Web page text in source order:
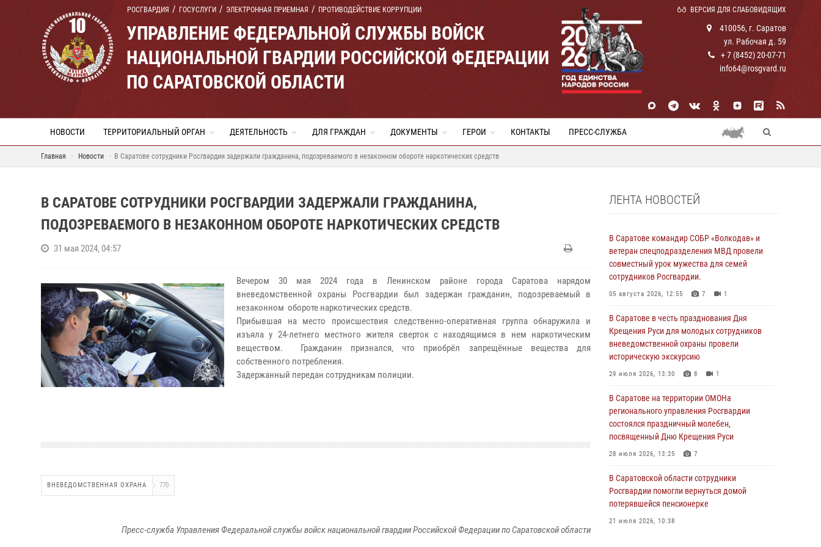
РОСГВАРДИЯ ГОСУСЛУГИ ЭЛЕКТРОННАЯ ПРИЕМНАЯ ПРОТИВОДЕЙСТВИЕ КОРРУПЦИИ ВЕРСИЯ ДЛЯ СЛАБОВИДЯЩИХ
УПРАВЛЕНИЕ ФЕДЕРАЛЬНОЙ СЛУЖБЫ ВОЙСК
НАЦИОНАЛЬНОЙ ГВАРДИИ РОССИЙСКОЙ ФЕДЕРАЦИИ
ПО САРАТОВСКОЙ ОБЛАСТИ
410056, г. Саратов
ул. Рабочая д. 59
+ 7 (8452) 20-07-71
info64@rosgvard.ru
НОВОСТИ ТЕРРИТОРИАЛЬНЫЙ ОРГАН ДЕЯТЕЛЬНОСТЬ ДЛЯ ГРАЖДАН ДОКУМЕНТЫ ГЕРОИ КОНТАКТЫ ПРЕСС-СЛУЖБА
Главная Новости В Саратове сотрудники Росгвардии задержали гражданина, подозреваемого в незаконном обороте наркотических средств
В САРАТОВЕ СОТРУДНИКИ РОСГВАРДИИ ЗАДЕРЖАЛИ ГРАЖДАНИНА,
ПОДОЗРЕВАЕМОГО В НЕЗАКОННОМ ОБОРОТЕ НАРКОТИЧЕСКИХ СРЕДСТВ
31 мая 2024, 04:57
Вечером 30 мая 2024 года в Ленинском районе города Саратова нарядом
вневедомственной охраны Росгвардии был задержан гражданин, подозреваемый в
незаконном обороте наркотических средств.
Прибывшая на место происшествия следственно-оперативная группа обнаружила и
изъяла у 24-летнего местного жителя сверток с находящимся в нем наркотическим
веществом. Гражданин признался, что приобрёл запрещённые вещества для
собственного потребления.
Задержанный передан сотрудникам полиции.
ВНЕВЕДОМСТВЕННАЯ ОХРАНА 770
Пресс-служба Управления Федеральной службы войск национальной гвардии Российской Федерации по Саратовской области
ЛЕНТА НОВОСТЕЙ
В Саратове командир СОБР «Волкодав» и
ветеран спецподразделения МВД провели
совместный урок мужества для семей
сотрудников Росгвардии.
05 августа 2026, 12:55 7 1
В Саратове в честь празднования Дня
Крещения Руси для молодых сотрудников
вневедомственной охраны провели
историческую экскурсию
29 июля 2026, 13:30 8 1
В Саратове на территории ОМОНа
регионального управления Росгвардии
состоялся праздничный молебен,
посвященный Дню Крещения Руси
28 июля 2026, 13:25 7
В Саратовской области сотрудники
Росгвардии помогли вернуться домой
потерявшейся пенсионерке
21 июля 2026, 10:38